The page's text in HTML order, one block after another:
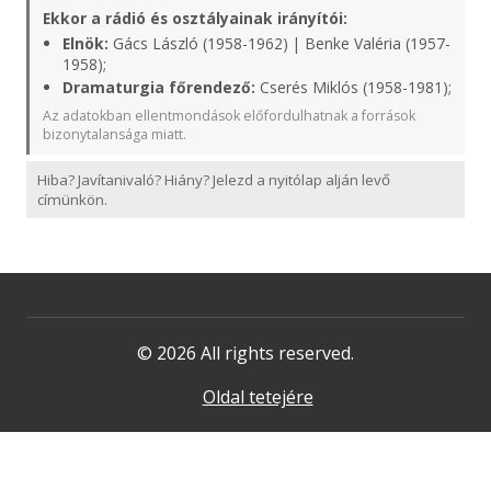
Ekkor a rádió és osztályainak irányítói:
Elnök: Gács László (1958-1962) | Benke Valéria (1957-
1958);
Dramaturgia főrendező: Cserés Miklós (1958-1981);
Az adatokban ellentmondások előfordulhatnak a források
bizonytalansága miatt.
Hiba? Javítanivaló? Hiány? Jelezd a nyitólap alján levő
címünkön.
© 2026 All rights reserved.
Oldal tetejére